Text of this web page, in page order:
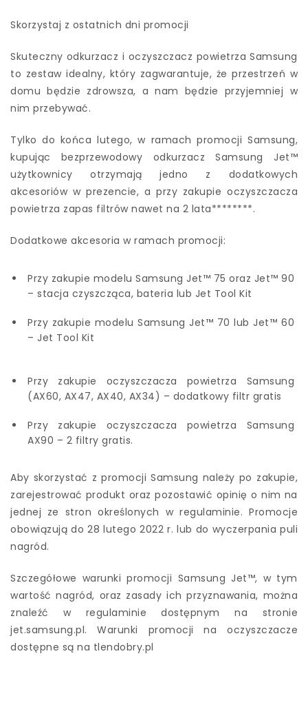
Skorzystaj z ostatnich dni promocji
Skuteczny odkurzacz i oczyszczacz powietrza Samsung
to zestaw idealny, który zagwarantuje, że przestrzeń w
domu będzie zdrowsza, a nam będzie przyjemniej w
nim przebywać.
Tylko do końca lutego, w ramach promocji Samsung,
kupując bezprzewodowy odkurzacz Samsung Jet™
użytkownicy otrzymają jedno z dodatkowych
akcesoriów w prezencie, a przy zakupie oczyszczacza
powietrza zapas filtrów nawet na 2 lata********.
Dodatkowe akcesoria w ramach promocji:
Przy zakupie modelu Samsung Jet™ 75 oraz Jet™ 90
– stacja czyszcząca, bateria lub Jet Tool Kit
Przy zakupie modelu Samsung Jet™ 70 lub Jet™ 60
– Jet Tool Kit
Przy zakupie oczyszczacza powietrza Samsung
(AX60, AX47, AX40, AX34) – dodatkowy filtr gratis
Przy zakupie oczyszczacza powietrza Samsung
AX90 – 2 filtry gratis.
Aby skorzystać z promocji Samsung należy po zakupie,
zarejestrować produkt oraz pozostawić opinię o nim na
jednej ze stron określonych w regulaminie. Promocje
obowiązują do 28 lutego 2022 r. lub do wyczerpania puli
nagród.
Szczegółowe warunki promocji Samsung Jet™, w tym
wartość nagród, oraz zasady ich przyznawania, można
znaleźć w regulaminie dostępnym na stronie
jet.samsung.pl. Warunki promocji na oczyszczacze
dostępne są na tlendobry.pl